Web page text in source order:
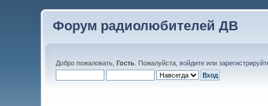
Форум радиолюбителей ДВ
Добро пожаловать,Гость . Пожалуйста,войдите или